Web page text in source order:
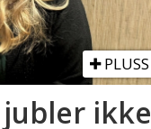
PLUSS
jubler ikke